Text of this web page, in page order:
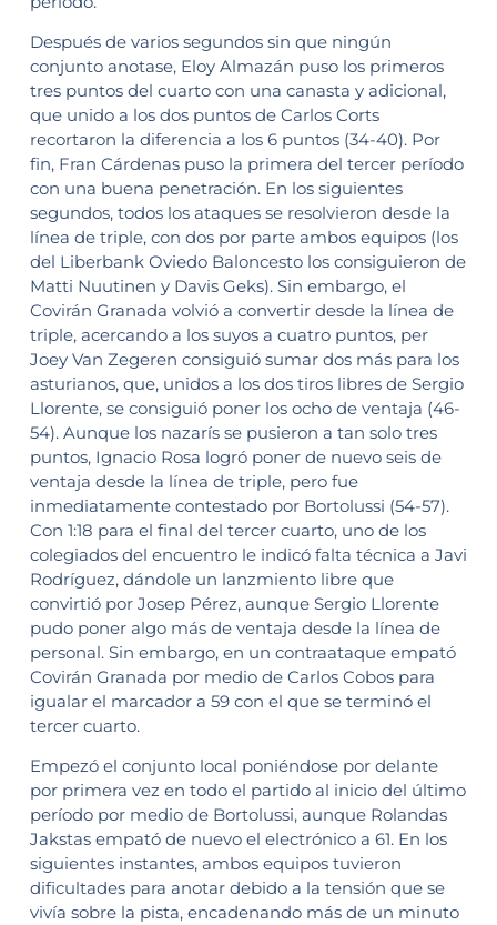
Después de varios segundos sin que ningún
conjunto anotase, Eloy Almazán puso los primeros
tres puntos del cuarto con una canasta y adicional,
que unido a los dos puntos de Carlos Corts
recortaron la diferencia a los 6 puntos (34-40). Por
fin, Fran Cárdenas puso la primera del tercer período
con una buena penetración. En los siguientes
segundos, todos los ataques se resolvieron desde la
línea de triple, con dos por parte ambos equipos (los
del Liberbank Oviedo Baloncesto los consiguieron de
Matti Nuutinen y Davis Geks). Sin embargo, el
Covirán Granada volvió a convertir desde la línea de
triple, acercando a los suyos a cuatro puntos, per
Joey Van Zegeren consiguió sumar dos más para los
asturianos, que, unidos a los dos tiros libres de Sergio
Llorente, se consiguió poner los ocho de ventaja (46-
54). Aunque los nazarís se pusieron a tan solo tres
puntos, Ignacio Rosa logró poner de nuevo seis de
ventaja desde la línea de triple, pero fue
inmediatamente contestado por Bortolussi (54-57).
Con 1:18 para el final del tercer cuarto, uno de los
colegiados del encuentro le indicó falta técnica a Javi
Rodríguez, dándole un lanzmiento libre que
convirtió por Josep Pérez, aunque Sergio Llorente
pudo poner algo más de ventaja desde la línea de
personal. Sin embargo, en un contraataque empató
Covirán Granada por medio de Carlos Cobos para
igualar el marcador a 59 con el que se terminó el
tercer cuarto.
Empezó el conjunto local poniéndose por delante
por primera vez en todo el partido al inicio del último
período por medio de Bortolussi, aunque Rolandas
Jakstas empató de nuevo el electrónico a 61. En los
siguientes instantes, ambos equipos tuvieron
dificultades para anotar debido a la tensión que se
vivía sobre la pista, encadenando más de un minuto